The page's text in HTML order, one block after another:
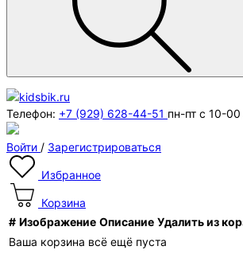
Телефон: +7 (929) 628-44-51 пн-пт с 10-
Войти / Зарегистрироваться
Избранное
Корзина
# Изображение Описание Удалить из
Ваша корзина всё ещё пуста